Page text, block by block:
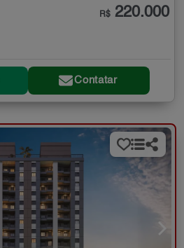
R$ 220.000
Contatar